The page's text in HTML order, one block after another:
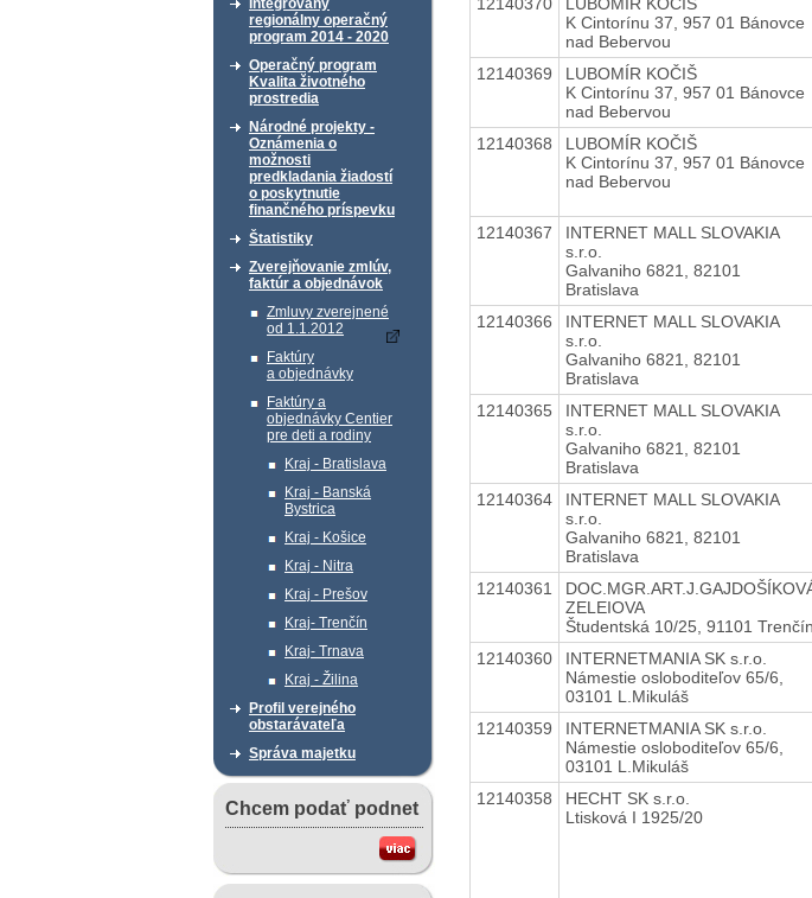
Integrovaný
regionálny operačný
program 2014 - 2020
Operačný program
Kvalita životného
prostredia
Národné projekty -
Oznámenia o
možnosti
predkladania žiadostí
o poskytnutie
finančného príspevku
Štatistiky
Zverejňovanie zmlúv,
faktúr a objednávok
Zmluvy zverejnené
od 1.1.2012
Faktúry
a objednávky
Faktúry a
objednávky Centier
pre deti a rodiny
Kraj - Bratislava
Kraj - Banská
Bystrica
Kraj - Košice
Kraj - Nitra
Kraj - Prešov
Kraj- Trenčín
Kraj- Trnava
Kraj - Žilina
Profil verejného
obstarávateľa
Správa majetku
Chcem podať podnet
K Cintorínu 37, 957 01 Bánovce
nad Bebervou
12140369
LUBOMÍR KOČIŠ
K Cintorínu 37, 957 01 Bánovce
nad Bebervou
12140368
LUBOMÍR KOČIŠ
K Cintorínu 37, 957 01 Bánovce
nad Bebervou
12140367
INTERNET MALL SLOVAKIA
s.r.o.
Galvaniho 6821, 82101
Bratislava
12140366
INTERNET MALL SLOVAKIA
s.r.o.
Galvaniho 6821, 82101
Bratislava
12140365
INTERNET MALL SLOVAKIA
s.r.o.
Galvaniho 6821, 82101
Bratislava
12140364
INTERNET MALL SLOVAKIA
s.r.o.
Galvaniho 6821, 82101
Bratislava
12140361
ZELEIOVA
Študentská 10/25, 91101 Trenčín
12140360
INTERNETMANIA SK s.r.o.
Námestie osloboditeľov 65/6,
03101 L.Mikuláš
12140359
INTERNETMANIA SK s.r.o.
Námestie osloboditeľov 65/6,
03101 L.Mikuláš
12140358
HECHT SK s.r.o.
Ltisková I 1925/20